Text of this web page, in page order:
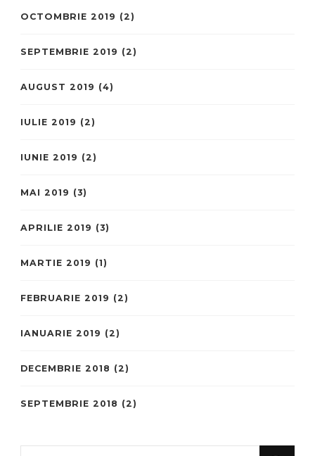
OCTOMBRIE 2019 (2)
SEPTEMBRIE 2019 (2)
AUGUST 2019 (4)
IULIE 2019 (2)
IUNIE 2019 (2)
MAI 2019 (3)
APRILIE 2019 (3)
MARTIE 2019 (1)
FEBRUARIE 2019 (2)
IANUARIE 2019 (2)
DECEMBRIE 2018 (2)
SEPTEMBRIE 2018 (2)